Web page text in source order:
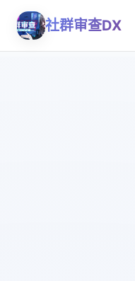
社群审查DX